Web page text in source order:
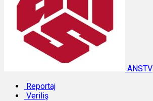
ANSTV
Reportaj
Veriliş